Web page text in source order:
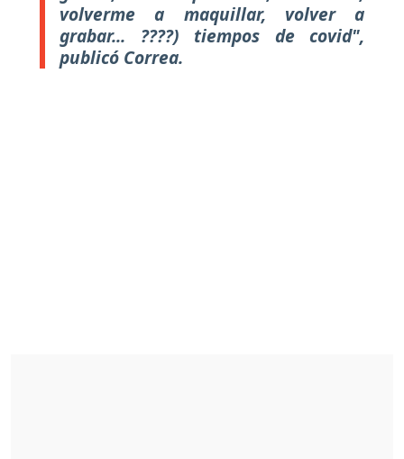
volverme a maquillar, volver a
grabar... ????) tiempos de covid",
publicó Correa.